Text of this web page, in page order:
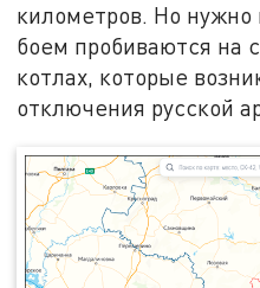
километров. Но
боем пробиваются на
котлах, которые
отключения русской